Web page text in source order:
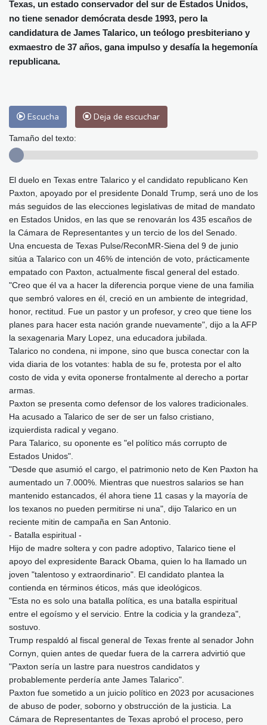
Alicante
32 °C Córdoba
36 °C
Málaga
31 °C Murcia
33 °C
Las Palmas de Gran Canaria
24 °C
Ibiza
30 °C Buenos Aires
13 °C
Panama City
33 °C
Texas, un estado conservador del sur de Estados Unidos,
no tiene senador demócrata desde 1993, pero la
candidatura de James Talarico, un teólogo presbiteriano y
exmaestro de 37 años, gana impulso y desafía la hegemonía
republicana.
Escucha Deja de escuchar
Tamaño del texto:
El duelo en Texas entre Talarico y el candidato republicano Ken
Paxton, apoyado por el presidente Donald Trump, será uno de los
más seguidos de las elecciones legislativas de mitad de mandato
en Estados Unidos, en las que se renovarán los 435 escaños de
la Cámara de Representantes y un tercio de los del Senado.
Una encuesta de Texas Pulse/ReconMR‑Siena del 9 de junio
sitúa a Talarico con un 46% de intención de voto, prácticamente
empatado con Paxton, actualmente fiscal general del estado.
"Creo que él va a hacer la diferencia porque viene de una familia
que sembró valores en él, creció en un ambiente de integridad,
honor, rectitud. Fue un pastor y un profesor, y creo que tiene los
planes para hacer esta nación grande nuevamente", dijo a la AFP
la sexagenaria Mary Lopez, una educadora jubilada.
Talarico no condena, ni impone, sino que busca conectar con la
vida diaria de los votantes: habla de su fe, protesta por el alto
costo de vida y evita oponerse frontalmente al derecho a portar
armas.
Paxton se presenta como defensor de los valores tradicionales.
Ha acusado a Talarico de ser de ser un falso cristiano,
izquierdista radical y vegano.
Para Talarico, su oponente es "el político más corrupto de
Estados Unidos".
"Desde que asumió el cargo, el patrimonio neto de Ken Paxton ha
aumentado un 7.000%. Mientras que nuestros salarios se han
mantenido estancados, él ahora tiene 11 casas y la mayoría de
los texanos no pueden permitirse ni una", dijo Talarico en un
reciente mitin de campaña en San Antonio.
- Batalla espiritual -
Hijo de madre soltera y con padre adoptivo, Talarico tiene el
apoyo del expresidente Barack Obama, quien lo ha llamado un
joven "talentoso y extraordinario". El candidato plantea la
contienda en términos éticos, más que ideológicos.
"Esta no es solo una batalla política, es una batalla espiritual
entre el egoísmo y el servicio. Entre la codicia y la grandeza",
sostuvo.
Trump respaldó al fiscal general de Texas frente al senador John
Cornyn, quien antes de quedar fuera de la carrera advirtió que
"Paxton sería un lastre para nuestros candidatos y
probablemente perdería ante James Talarico".
Paxton fue sometido a un juicio político en 2023 por acusaciones
de abuso de poder, soborno y obstrucción de la justicia. La
Cámara de Representantes de Texas aprobó el proceso, pero